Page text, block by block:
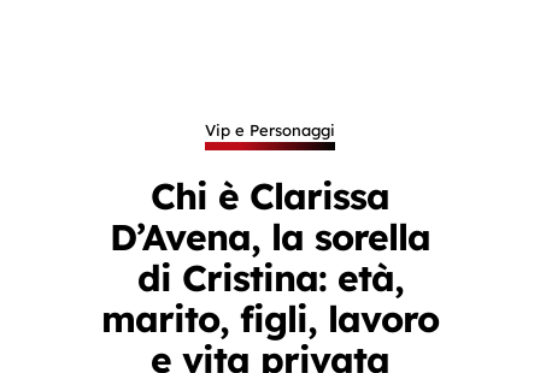
Vip e Personaggi
Chi è Clarissa
D’Avena, la sorella
di Cristina: età,
marito, figli, lavoro
e vita privata